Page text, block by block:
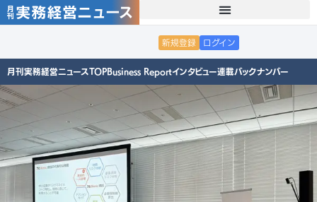
新規登録 ログイン
月刊実務経営ニュースTOPBusiness Reportインタビュー連載バックナンバー